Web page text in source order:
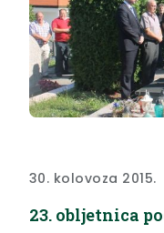
30. kolovoza 2015.
23. obljetnica